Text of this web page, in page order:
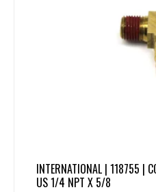
INTERNATIONAL | 118755 |
US 1/4 NPT X 5/8